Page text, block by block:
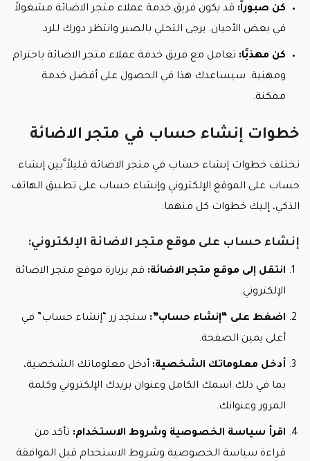
كن صبوراً: قد يكون فريق خدمة عملاء متجر الاضائة مشغولاً
في بعض الأحيان. يرجى التحلي بالصبر وانتظر دورك للرد.
كن مهذبًا: تعامل مع فريق خدمة عملاء متجر الاضائة باحترام
ومهنية. سيساعدك هذا في الحصول على أفضل خدمة
ممكنة.
خطوات إنشاء حساب في متجر الاضائة
تختلف خطوات إنشاء حساب في متجر الاضائة قليلاً ًبين إنشاء
حساب على الموقع الإلكتروني وإنشاء حساب على تطبيق الهاتف
الذكي، إليك خطوات كل منهما:
إنشاء حساب على موقع متجر الاضائة الإلكتروني:
انتقل إلى موقع متجر الاضائة: قم بزيارة موقع متجر الاضائة
الإلكتروني.
اضغط على “إنشاء حساب”: ستجد زر “إنشاء حساب” في
أعلى يمين الصفحة.
أدخل معلوماتك الشخصية: أدخل معلوماتك الشخصية،
بما في ذلك اسمك الكامل وعنوان بريدك الإلكتروني وكلمة
المرور وعنوانك.
اقرأ سياسة الخصوصية وشروط الاستخدام: تأكد من
قراءة سياسة الخصوصية وشروط الاستخدام قبل الموافقة